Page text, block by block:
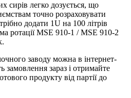
сирів легко дозується, що
точно розраховувати
додати 1U на 100 літрів
ротації MSE 910-1 / MSE 910-2
заводу можна в інтернет-
замовлення зараз і отримайте
продукту від партії до